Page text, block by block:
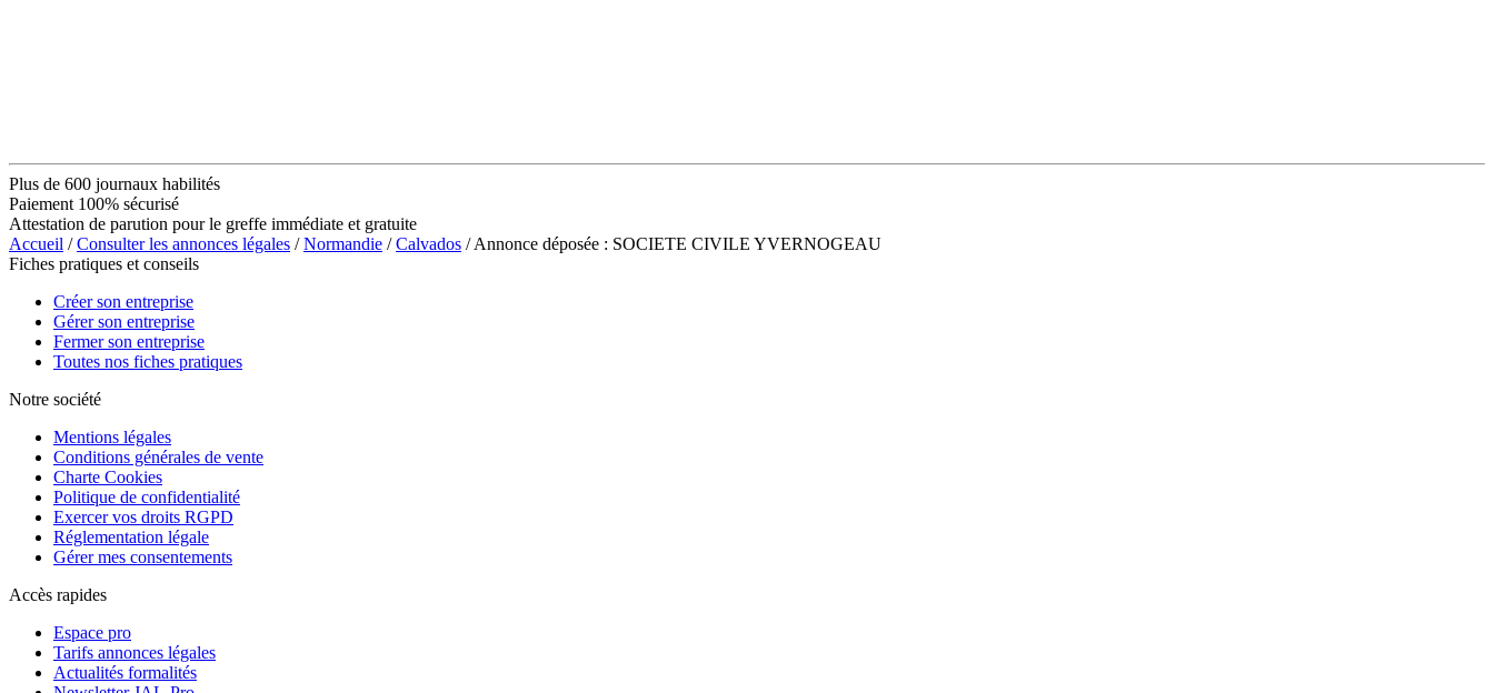
Plus de 600 journaux habilités
Paiement 100% sécurisé
Attestation de parution pour le greffe immédiate et gratuite
Accueil /Consulter les annonces légales /Normandie /Calvados / Annonce déposée : SOCIETE CIVILE YVERNOGEAU
Fiches pratiques et conseils
Créer son entreprise
Gérer son entreprise
Fermer son entreprise
Toutes nos fiches pratiques
Notre société
Mentions légales
Conditions générales de vente
Charte Cookies
Politique de confidentialité
Exercer vos droits RGPD
Réglementation légale
Gérer mes consentements
Accès rapides
Espace pro
Tarifs annonces légales
Actualités formalités